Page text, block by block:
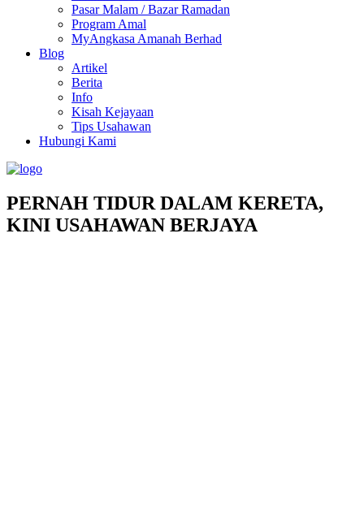
Pasar Malam / Bazar Ramadan
Program Amal
MyAngkasa Amanah Berhad
Blog
Artikel
Berita
Info
Kisah Kejayaan
Tips Usahawan
Hubungi Kami
PERNAH TIDUR DALAM KERETA,
KINI USAHAWAN BERJAYA